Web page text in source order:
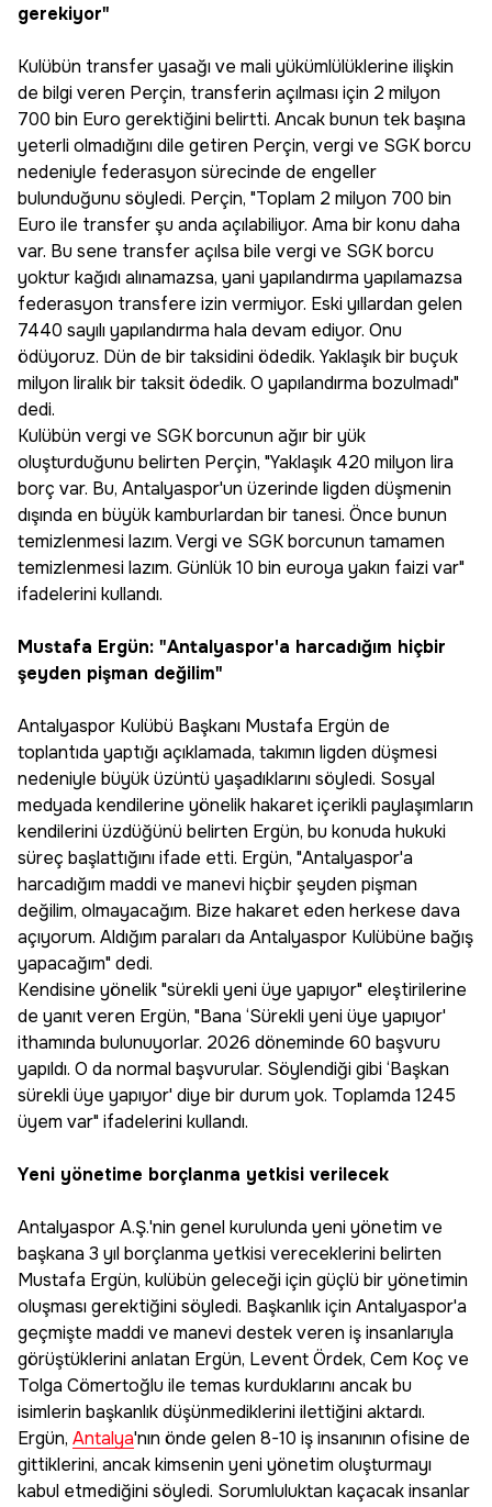
gerekiyor"
Kulübün transfer yasağı ve mali yükümlülüklerine ilişkin
de bilgi veren Perçin, transferin açılması için 2 milyon
700 bin Euro gerektiğini belirtti. Ancak bunun tek başına
yeterli olmadığını dile getiren Perçin, vergi ve SGK borcu
nedeniyle federasyon sürecinde de engeller
bulunduğunu söyledi. Perçin, "Toplam 2 milyon 700 bin
Euro ile transfer şu anda açılabiliyor. Ama bir konu daha
var. Bu sene transfer açılsa bile vergi ve SGK borcu
yoktur kağıdı alınamazsa, yani yapılandırma yapılamazsa
federasyon transfere izin vermiyor. Eski yıllardan gelen
7440 sayılı yapılandırma hala devam ediyor. Onu
ödüyoruz. Dün de bir taksidini ödedik. Yaklaşık bir buçuk
milyon liralık bir taksit ödedik. O yapılandırma bozulmadı"
dedi.
Kulübün vergi ve SGK borcunun ağır bir yük
oluşturduğunu belirten Perçin, "Yaklaşık 420 milyon lira
borç var. Bu, Antalyaspor'un üzerinde ligden düşmenin
dışında en büyük kamburlardan bir tanesi. Önce bunun
temizlenmesi lazım. Vergi ve SGK borcunun tamamen
temizlenmesi lazım. Günlük 10 bin euroya yakın faizi var"
ifadelerini kullandı.
Mustafa Ergün: "Antalyaspor'a harcadığım hiçbir
şeyden pişman değilim"
Antalyaspor Kulübü Başkanı Mustafa Ergün de
toplantıda yaptığı açıklamada, takımın ligden düşmesi
nedeniyle büyük üzüntü yaşadıklarını söyledi. Sosyal
medyada kendilerine yönelik hakaret içerikli paylaşımların
kendilerini üzdüğünü belirten Ergün, bu konuda hukuki
süreç başlattığını ifade etti. Ergün, "Antalyaspor'a
harcadığım maddi ve manevi hiçbir şeyden pişman
değilim, olmayacağım. Bize hakaret eden herkese dava
açıyorum. Aldığım paraları da Antalyaspor Kulübüne bağış
yapacağım" dedi.
Kendisine yönelik "sürekli yeni üye yapıyor" eleştirilerine
de yanıt veren Ergün, "Bana ‘Sürekli yeni üye yapıyor'
ithamında bulunuyorlar. 2026 döneminde 60 başvuru
yapıldı. O da normal başvurular. Söylendiği gibi ‘Başkan
sürekli üye yapıyor' diye bir durum yok. Toplamda 1245
üyem var" ifadelerini kullandı.
Yeni yönetime borçlanma yetkisi verilecek
Antalyaspor A.Ş.'nin genel kurulunda yeni yönetim ve
başkana 3 yıl borçlanma yetkisi vereceklerini belirten
Mustafa Ergün, kulübün geleceği için güçlü bir yönetimin
oluşması gerektiğini söyledi. Başkanlık için Antalyaspor'a
geçmişte maddi ve manevi destek veren iş insanlarıyla
görüştüklerini anlatan Ergün, Levent Ördek, Cem Koç ve
Tolga Cömertoğlu ile temas kurduklarını ancak bu
isimlerin başkanlık düşünmediklerini ilettiğini aktardı.
Ergün, Antalya'nın önde gelen 8-10 iş insanının ofisine de
gittiklerini, ancak kimsenin yeni yönetim oluşturmayı
kabul etmediğini söyledi. Sorumluluktan kaçacak insanlar